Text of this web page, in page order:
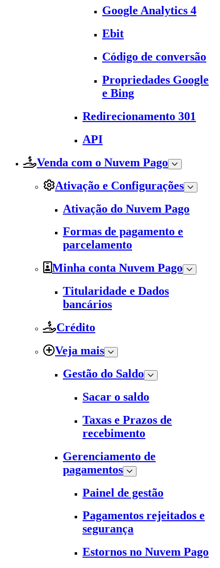
Google Analytics 4
Ebit
Código de conversão
Propriedades Google
e Bing
Redirecionamento 301
API
Venda com o Nuvem Pago
Ativação e Configurações
Ativação do Nuvem Pago
Formas de pagamento e
parcelamento
Minha conta Nuvem Pago
Titularidade e Dados
bancários
Crédito
Veja mais
Gestão do Saldo
Sacar o saldo
Taxas e Prazos de
recebimento
Gerenciamento de
pagamentos
Painel de gestão
Pagamentos rejeitados e
segurança
Estornos no Nuvem Pago